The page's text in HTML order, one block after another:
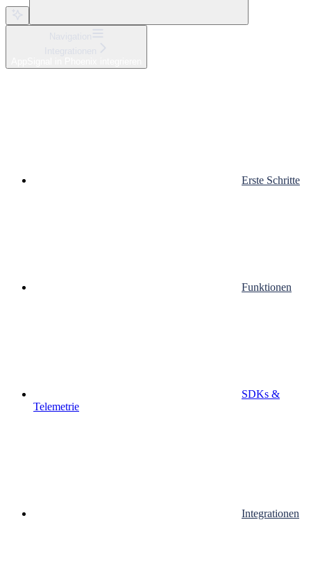
Erste Schritte
Funktionen
SDKs &
Telemetrie
Integrationen